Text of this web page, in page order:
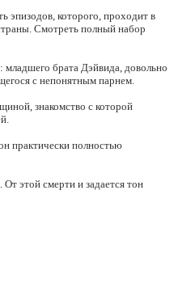
эпизодов, которого, проходит в
Смотреть полный набор
младшего брата Дэйвида, довольно
с непонятным парнем.
знакомство с которой
практически полностью
этой смерти и задается тон